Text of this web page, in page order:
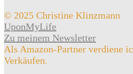
© 2025 Christine Klinzmann
UponMyLife
Zu meinem Newsletter
Als Amazon-Partner verdiene
Verkäufen.